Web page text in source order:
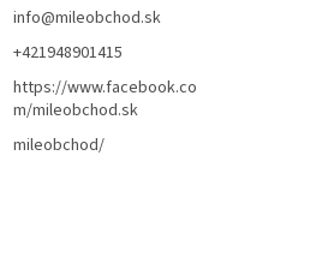
info@mileobchod.sk
+421948901415
https://www.facebook.co
m/mileobchod.sk
mileobchod/